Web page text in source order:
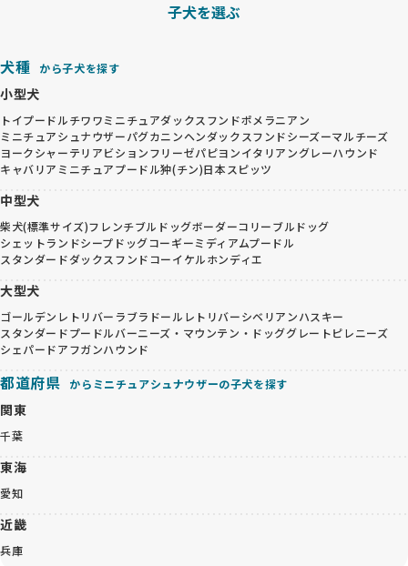
子犬を選ぶ
犬種 から子犬を探す
小型犬
トイプードルチワワミニチュアダックスフンドポメラニアン
ミニチュアシュナウザーパグカニンヘンダックスフンドシーズーマルチーズ
ヨークシャーテリアビションフリーゼパピヨンイタリアングレーハウンド
キャバリア ミニチュアプードル狆(チン)日本スピッツ
中型犬
柴犬(標準サイズ)フレンチブルドッグボーダーコリーブルドッグ
シェットランドシープドッグコーギーミディアムプードル
スタンダードダックスフンドコーイケルホンディエ
大型犬
ゴールデンレトリバー ラブラドールレトリバーシベリアンハスキー
スタンダードプードルバーニーズ・マウンテン・ドッググレートピレニーズ
シェパードアフガンハウンド
都道府県 からミニチュアシュナウザーの子犬を探す
関東
千葉
東海
愛知
近畿
兵庫